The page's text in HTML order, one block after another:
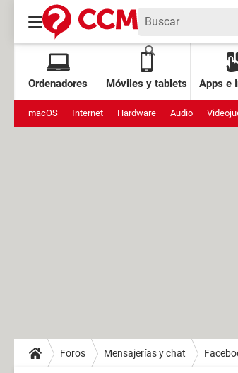
Ordenadores Móviles y tablets Apps e
macOS Internet Hardware Audio
Foros Mensajerías y chat